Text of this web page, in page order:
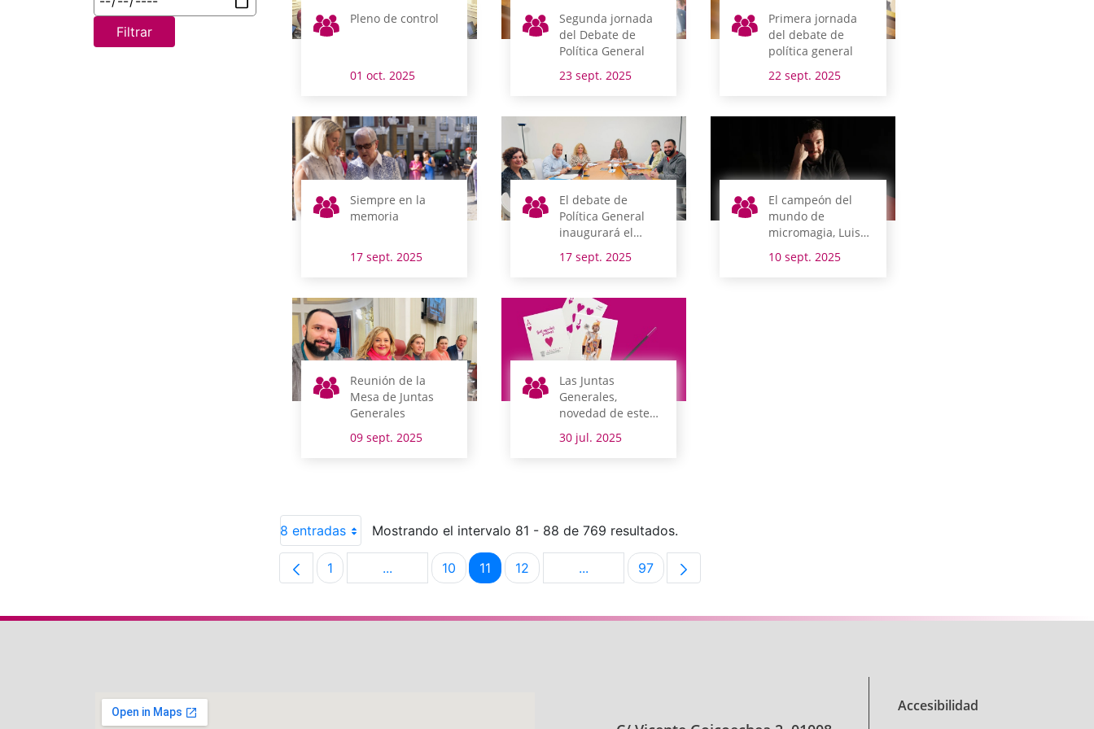
Filtrar
Pleno de control
01 oct. 2025
Segunda jornada
del Debate de
Política General
23 sept. 2025
Primera jornada
del debate de
política general
22 sept. 2025
Siempre en la
memoria
17 sept. 2025
El debate de
Política General
inaugurará el
sesiones la
17 sept. 2025
El campeón del
mundo de
micromagia, Luis
de Magialdia en
10 sept. 2025
Reunión de la
Mesa de Juntas
Generales
09 sept. 2025
Las Juntas
Generales,
novedad de este
año en Magialdia
con sesiones de
30 jul. 2025
8 entradas Mostrando el intervalo 81 - 88 de 769 resultados.
Página
1 ...Páginas intermedias Use TAB para desplazarse.
Página
10 Página
11 Página
12 ...Páginas intermedias Use TAB para desplazarse.
Página
97
Accesibilidad